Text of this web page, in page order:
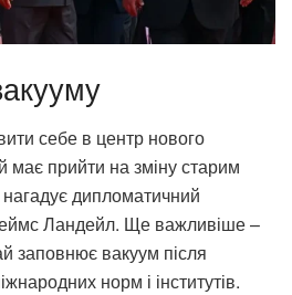
себе в центр нового
має прийти на зміну старим
дипломатичний
Ландейл. Ще важливіше –
заповнює вакуум після
норм і інститутів.